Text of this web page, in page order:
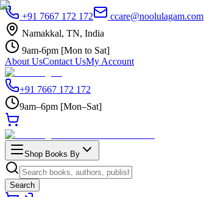
+91 7667 172 172
ccare@noolulagam.com
Namakkal, TN, India
9am-6pm [Mon to Sat]
About UsContact UsMy Account
+91 7667 172 172
9am–6pm [Mon–Sat]
Shop Books By
Search